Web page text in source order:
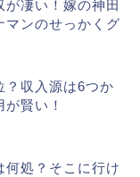
凄い！嫁の神田
マンのせっかくグ
？収入源は6つか
賢い！
何処？そこに行け